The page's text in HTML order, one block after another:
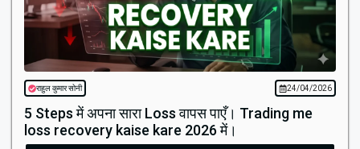
राहुल कुमार सोनी 24/04/2026
5 Steps में अपना सारा Loss वापस पाएँ। Trading me
loss recovery kaise kare 2026 में।